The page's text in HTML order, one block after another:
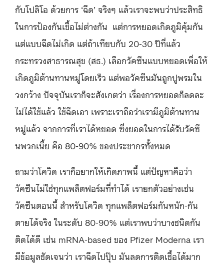
กับโปลิโอ ด้วยการ ‘ฉีด’ จริงๆ แล้วเราจะพบว่าประสิทธิ
ในการป้องกันเชื้อไม่ต่างกัน แต่การหยอดเกิดภูมิคุ้มกัน
แต่แบบฉีดไม่เกิด แต่ถ้าเทียบกับ 20-30 ปีที่แล้ว
กระทรวงสาธารณสุข (สธ.) เลือกวัคซีนแบบหยอดเพื่อให้
เกิดภูมิต้านทานหมู่โดยเร็ว แต่พอวัคซีนมันถูกปูพรมใน
วงกว้าง ปัจจุบันเราก็จะสังเกตว่า เรื่องการหยอดก็ลดละ
ไม่ได้ใช้แล้ว ใช้ฉีดเอา เพราะเราถือว่าเรามีภูมิต้านทาน
หมู่แล้ว จากการที่เราได้หยอด ซึ่งยอดในการได้รับวัคซี
นพวกเนี้ย คือ 80-90% ของประชากรทั้งหมด
ถามว่าโควิด เราก็อยากให้เกิดภาพนี้ แต่ปัญหาคือว่า
วัคซีนไม่ใช่ทุกแพล็ตฟอร์มที่ทำได้ เรายกตัวอย่างเช่น
วัคซีนตอนนี้ สำหรับโควิด ทุกแพล็ตฟอร์มกันหนัก-กัน
ตายได้จริง ในระดับ 80-90% แต่เราพบว่าบางชนิดกัน
ติดได้ดี เช่น mRNA-based ของ Pfizer Moderna เรา
มีข้อมูลชัดเจนว่า เราฉีดไปปุ๊บ มันลดการติดเชื้อได้มาก